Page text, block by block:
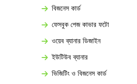
বিজনেস কার্ড
ফেসবুক পেজ কাভার ফটো
ওয়েব ব্যানার ডিজাইন
ইউটিউব ব্যানার
ভিজিটিং ও বিজনেস কার্ড